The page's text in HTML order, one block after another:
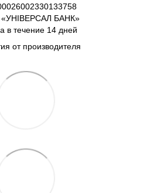
«УНІВЕРСАЛ БАНК»
в течение 14 дней
от производителя